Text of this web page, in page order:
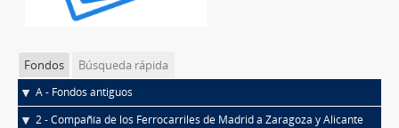
Fondos Búsqueda rápida
A - Fondos antiguos
2 - Compañía de los Ferrocarriles de Madrid a Zaragoza y Alicante